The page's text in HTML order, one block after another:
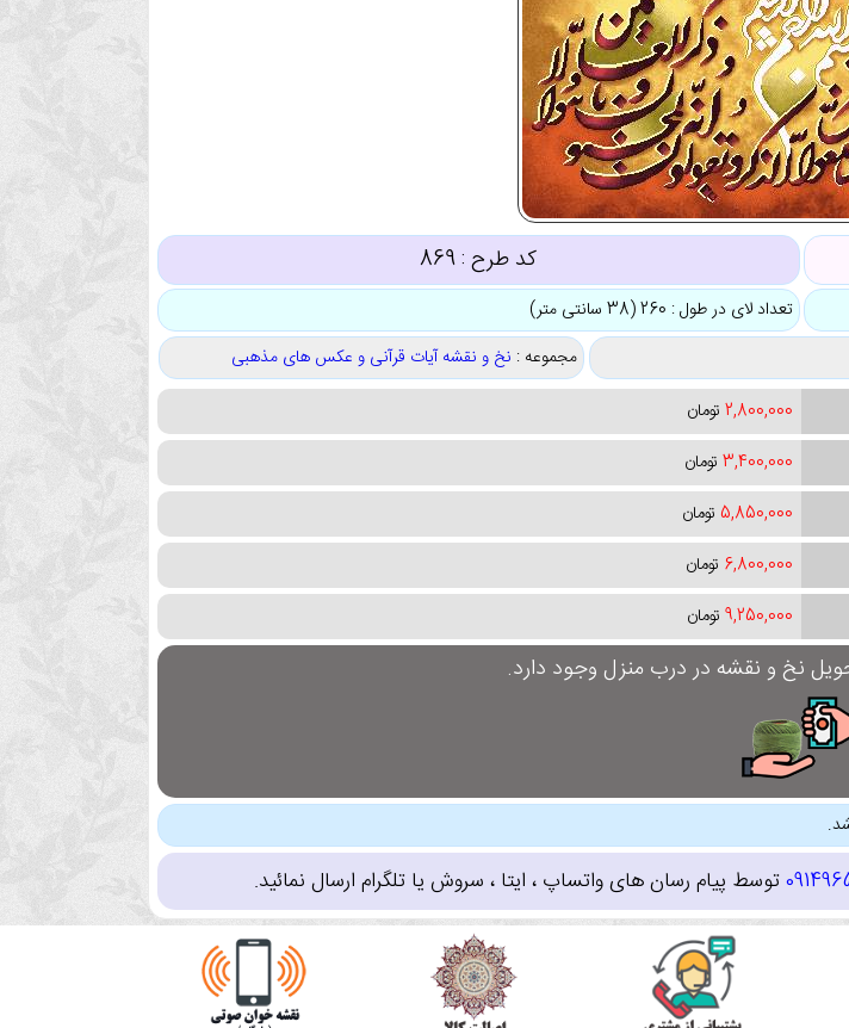
کد طرح :869
تعداد لای در طول : 260 (38 سانتی متر)
مجموعه : نخ و نقشه آیات قرآنی و عکس های مذهبی
2,800,000 تومان
3,400,000 تومان
5,850,000 تومان
6,800,000 تومان
9,250,000 تومان
نخ و نقشه در درب منزل وجود دارد.
توسط پیام رسان های واتساپ ، ایتا ، سروش یا تلگرام ارسال نمائید.